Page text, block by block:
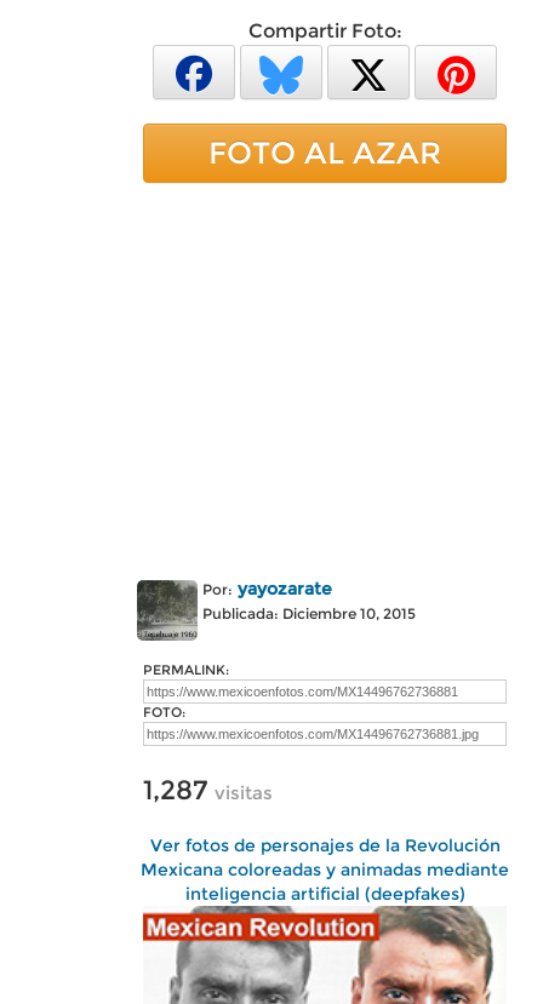
Compartir Foto:
FOTO AL AZAR
Por: yayozarate
Publicada: Diciembre 10, 2015
PERMALINK:
FOTO:
1,287 visitas
Ver fotos de personajes de la Revolución
Mexicana coloreadas y animadas mediante
inteligencia artificial (deepfakes)